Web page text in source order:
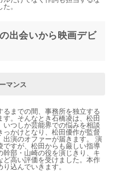
た。
出会いから映画デビ
マンス
までの間、事務所を独立する
。そんなとき石橋凌は、松田
つしか芸能界での悩みを相談
かけとなり、松田優作が監督
演のオファーが届きます。 演
すが、松田からも厳しい指導
部・山崎の役を演じきり、キ
高い評価を受けました。本作
込んでいきます。